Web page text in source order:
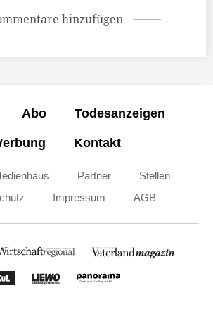
hinzufügen
Abo Todesanzeigen
Kontakt
Partner
Stellen
Impressum AGB